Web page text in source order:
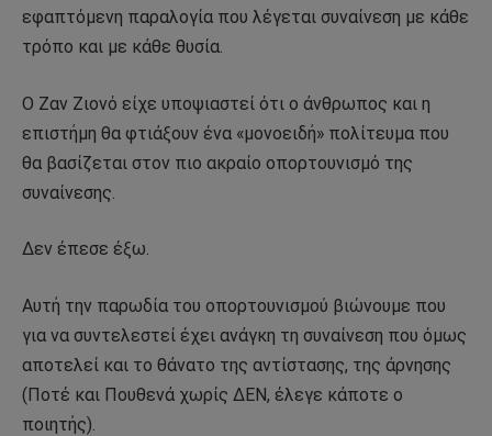
εφαπτόμενη παραλογία που λέγεται συναίνεση με κάθε
τρόπο και με κάθε θυσία.
Ο Ζαν Ζιονό είχε υποψιαστεί ότι ο άνθρωπος και η
επιστήμη θα φτιάξουν ένα «μονοειδή» πολίτευμα που
θα βασίζεται στον πιο ακραίο οπορτουνισμό της
συναίνεσης.
Δεν έπεσε έξω.
Αυτή την παρωδία του οπορτουνισμού βιώνουμε που
για να συντελεστεί έχει ανάγκη τη συναίνεση που όμως
αποτελεί και το θάνατο της αντίστασης, της άρνησης
(Ποτέ και Πουθενά χωρίς ΔΕΝ, έλεγε κάποτε ο
ποιητής).